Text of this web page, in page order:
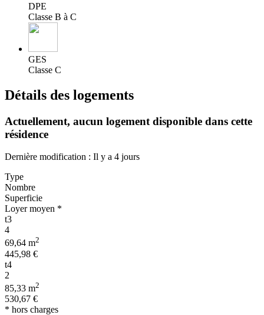
DPE
Classe B à C
GES
Classe C
Détails des logements
Actuellement, aucun logement disponible dans cette
résidence
Dernière modification : Il y a 4 jours
Type
Nombre
Superficie
Loyer moyen *
t3
4
69,64 m2
445,98 €
t4
2
85,33 m2
530,67 €
* hors charges